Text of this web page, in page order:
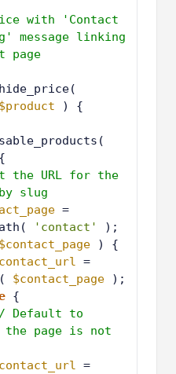
with 'Contact
message linking
page
$product
) {
the URL for the
slug
=
'contact'
);
$contact_page
) {
=
$contact_page
);
{
Default to
page is not
=